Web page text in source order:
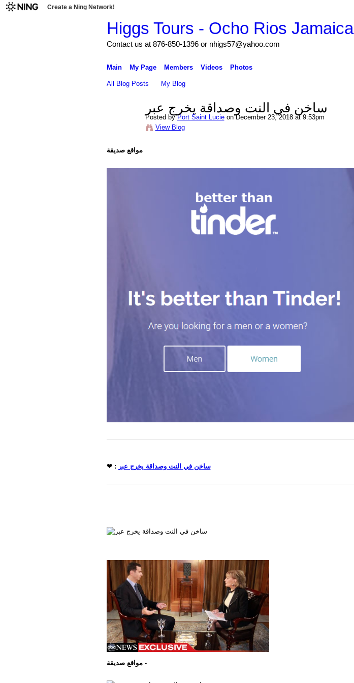
Create a Ning Network!
Higgs Tours - Ocho Rios Jamaica
Contact us at 876-850-1396 or nhigs57@yahoo.com
Main My Page Members Videos Photos
All Blog Posts My Blog
ساخن في النت وصداقة يخرج عبر
Posted byPort Saint Lucieon December 23, 2018 at 9:53pm
View Blog
مواقع صديقة
❤ : ساخن في النت وصداقة يخرج عبر
مواقع صديقة-